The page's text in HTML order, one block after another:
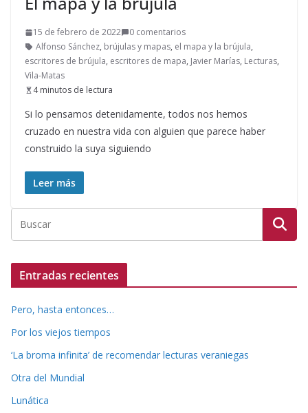
15 de febrero de 2022
0 comentarios
Alfonso Sánchez, brújulas y mapas, el mapa y la brújula,
escritores de brújula, escritores de mapa, Javier Marías, Lecturas,
Vila-Matas
4 minutos de lectura
Si lo pensamos detenidamente, todos nos hemos
cruzado en nuestra vida con alguien que parece haber
construido la suya siguiendo
Leer más
Entradas recientes
Pero, hasta entonces…
Por los viejos tiempos
‘La broma infinita’ de recomendar lecturas veraniegas
Otra del Mundial
Lunática